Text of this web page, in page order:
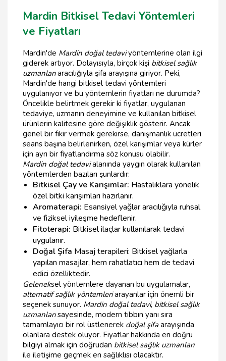
Mardin Bitkisel Tedavi Yöntemleri
ve Fiyatları
Mardin'de Mardin doğal tedaviyöntemlerine olan ilgi
giderek artıyor. Dolayısıyla, birçok kişi bitkisel sağlık
uzmanlarıaracılığıyla şifa arayışına giriyor. Peki,
Mardin'de hangi bitkisel tedavi yöntemleri
uygulanıyor ve bu yöntemlerin fiyatları ne durumda?
Öncelikle belirtmek gerekir ki fiyatlar, uygulanan
tedaviye, uzmanın deneyimine ve kullanılan bitkisel
ürünlerin kalitesine göre değişiklik gösterir. Ancak
genel bir fikir vermek gerekirse, danışmanlık ücretleri
seans başına belirlenirken, özel karışımlar veya kürler
için ayrı bir fiyatlandırma söz konusu olabilir.
Mardin doğal tedavialanında yaygın olarak kullanılan
yöntemlerden bazıları şunlardır:
Bitkisel Çay ve Karışımlar: Hastalıklara yönelik
özel bitki karışımları hazırlanır.
Aromaterapi: Esansiyel yağlar aracılığıyla ruhsal
ve fiziksel iyileşme hedeflenir.
Fitoterapi: Bitkisel ilaçlar kullanılarak tedavi
uygulanır.
Doğal Şifa Masaj terapileri: Bitkisel yağlarla
yapılan masajlar, hem rahatlatıcı hem de tedavi
edici özelliktedir.
Geleneksel yöntemlere dayanan bu uygulamalar,
alternatif sağlık yöntemleriarayanlar için önemli bir
seçenek sunuyor. Mardin doğal tedavi, bitkisel sağlık
uzmanlarısayesinde, modern tıbbın yanı sıra
tamamlayıcı bir rol üstlenerek doğal şifaarayışında
olanlara destek oluyor. Fiyatlar hakkında en doğru
bilgiyi almak için doğrudan bitkisel sağlık uzmanları
ile iletişime geçmek en sağlıklısı olacaktır.